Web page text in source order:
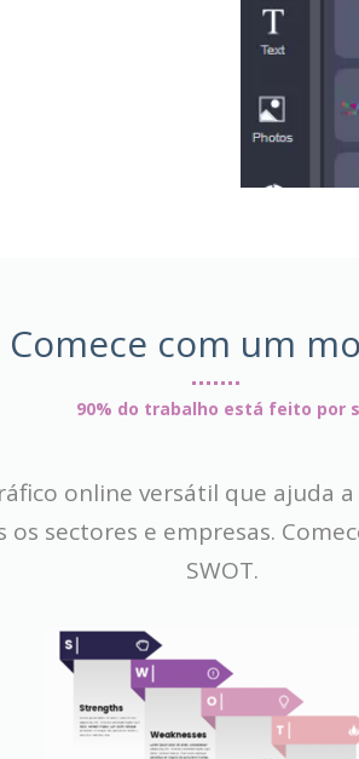
Comece com um
90% do trabalho está feito por
online versátil que ajuda
sectores e empresas.
SWOT.